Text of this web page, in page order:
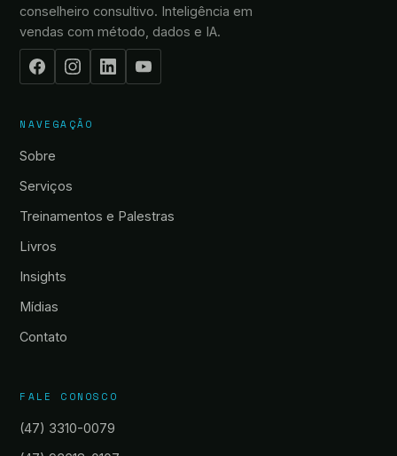
conselheiro consultivo. Inteligência em
vendas com método, dados e IA.
NAVEGAÇÃO
Sobre
Serviços
Treinamentos e Palestras
Livros
Insights
Mídias
Contato
FALE CONOSCO
(47) 3310-0079